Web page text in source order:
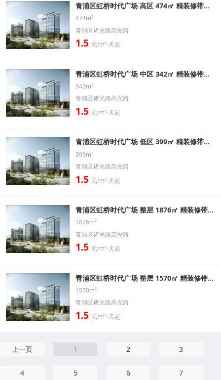
青浦区虹桥时代广场 高区 474㎡ 精装修带家具办公室出租信息
474m²
青浦区诸光路高光路
1.5 元/m²⋅天起
青浦区虹桥时代广场 中区 342㎡ 精装修带家具办公室出租信息
342m²
青浦区诸光路高光路
1.5 元/m²⋅天起
青浦区虹桥时代广场 低区 399㎡ 精装修带家具办公室出租信息
399m²
青浦区诸光路高光路
1.5 元/m²⋅天起
青浦区虹桥时代广场 整层 1876㎡ 精装修带家具办公室出租信息
1876m²
青浦区诸光路高光路
1.5 元/m²⋅天起
青浦区虹桥时代广场 整层 1570㎡ 精装修带家具办公室出租信息
1570m²
青浦区诸光路高光路
1.5 元/m²⋅天起
上一页 1 2 3
4 5 6 7